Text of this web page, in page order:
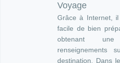
Voyage
Grâce à Internet,
facile de bien
obtenant
renseignements
destination. Dans